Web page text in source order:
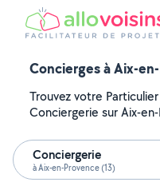
Concierges à Aix-
Trouvez votre
Conciergerie sur Aix-
Conciergerie
à Aix-en-Provence (13)